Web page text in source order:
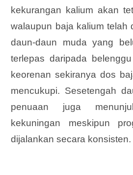
kekurangan kalium akan
walaupun baja kalium telah
daun-daun muda yang
terlepas daripada
keorenan sekiranya dos
mencukupi. Sesetengah
penuaan juga
kekuningan meskipun
dijalankan secara konsisten.